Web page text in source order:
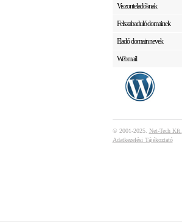
Viszonteladóknak
Felszabaduló domainek
Eladó domain nevek
Webmail
© 2001-2025. Net-Tech Kft.
Adatkezelési Tájékoztató